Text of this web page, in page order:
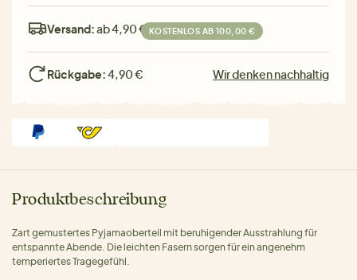
Versand:ab 4,90 € KOSTENLOS AB 100,00 €
Rückgabe:4,90 € Wir denken nachhaltig
Produktbeschreibung
Zart gemustertes Pyjamaoberteil mit beruhigender Ausstrahlung für
entspannte Abende. Die leichten Fasern sorgen für ein angenehm
temperiertes Tragegefühl.